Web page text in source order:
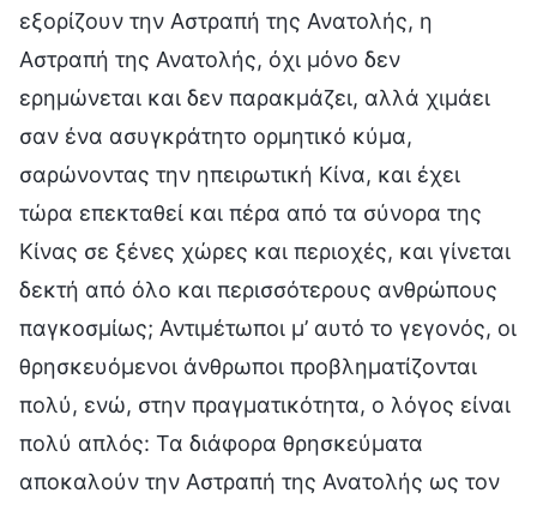
εξορίζουν την Αστραπή της Ανατολής, η
Αστραπή της Ανατολής, όχι μόνο δεν
ερημώνεται και δεν παρακμάζει, αλλά χιμάει
σαν ένα ασυγκράτητο ορμητικό κύμα,
σαρώνοντας την ηπειρωτική Κίνα, και έχει
τώρα επεκταθεί και πέρα από τα σύνορα της
Κίνας σε ξένες χώρες και περιοχές, και γίνεται
δεκτή από όλο και περισσότερους ανθρώπους
παγκοσμίως; Αντιμέτωποι μ’ αυτό το γεγονός, οι
θρησκευόμενοι άνθρωποι προβληματίζονται
πολύ, ενώ, στην πραγματικότητα, ο λόγος είναι
πολύ απλός: Τα διάφορα θρησκεύματα
αποκαλούν την Αστραπή της Ανατολής ως τον